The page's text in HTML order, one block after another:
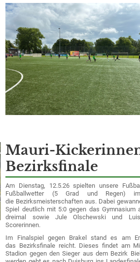
Mauri-
Bezirksfinale
Am Dienstag, 12.5.26 spielten unsere
Fußballwetter (5 Grad und Regen) im
die Bezirksmeisterschaften aus. Dabei
Spiel deutlich mit 5:0 gegen das Gymnasium
dreimal sowie Jule Olschewski und
Scorerinnen.
Im Finalspiel gegen Brakel stand es am
das Bezirksfinale reicht. Dieses findet am
Stadion gegen den Sieger aus dem Bezirk